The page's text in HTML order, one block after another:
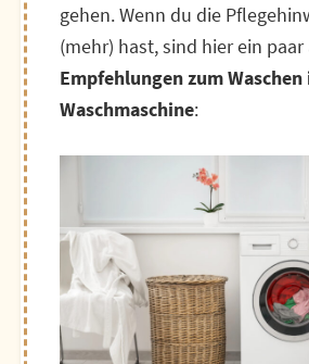
gehen.Wenn du die
(mehr) hast, sind hier ein
Empfehlungen zum Waschen
Waschmaschine: